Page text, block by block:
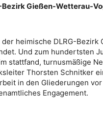
Gießen-Wetterau-
heimische DLRG-Bezirk
Und zum hundertsten
stattfand, turnusmäßige
Thorsten Schnitker
in den Gliederungen
Engagement.